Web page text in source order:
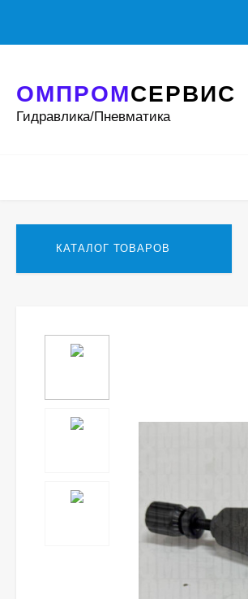
ОМПРОМСЕРВИС
Гидравлика/Пневматика
КАТАЛОГ ТОВАРОВ